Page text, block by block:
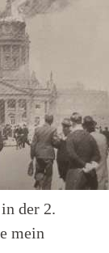
der 2.
mein